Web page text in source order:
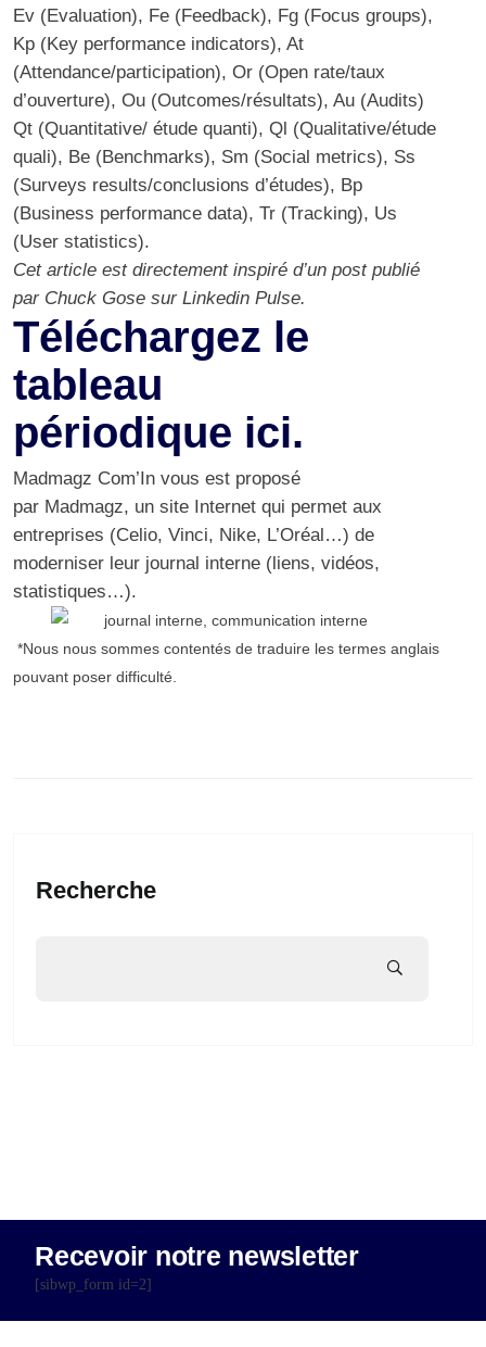
Ev (Evaluation), Fe (Feedback), Fg (Focus groups),
Kp (Key performance indicators), At
(Attendance/participation), Or (Open rate/taux
d’ouverture), Ou (Outcomes/résultats), Au (Audits)
Qt (Quantitative/ étude quanti), Ql (Qualitative/étude
quali), Be (Benchmarks), Sm (Social metrics), Ss
(Surveys results/conclusions d’études), Bp
(Business performance data), Tr (Tracking), Us
(User statistics).
Cet article est directement inspiré d’un postpublié
par Chuck Gose sur Linkedin Pulse.
Téléchargez le
tableau
périodique ici.
Madmagz Com’In vous est proposé
par Madmagz, un site Internet qui permet aux
entreprises (Celio, Vinci, Nike, L’Oréal…) de
moderniser leur journal interne (liens, vidéos,
statistiques…).
*Nous nous sommes contentés de traduire les termes anglais
pouvant poser difficulté.
Recherche
Recevoir notre newsletter
[sibwp_form id=2]